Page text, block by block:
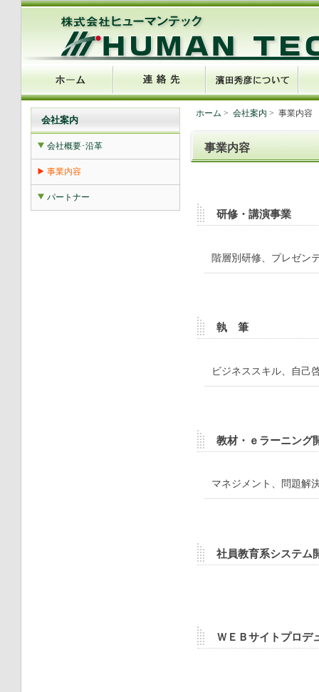
会社案内
会社概要･沿革
事業内容
パートナー
ホーム > 会社案内 > 事業内容
事業内容
研修・講演事業
階層別研修、プレゼン
執 筆
ビジネススキル、自己
教材・ｅラーニング
マネジメント、問題解
社員教育系システム
ＷＥＢサイトプロデ